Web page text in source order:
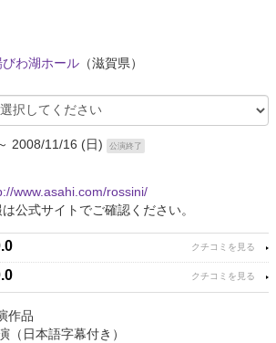
わ湖ホール （滋賀県）
2008/11/16 (日) 公演終了
www.asahi.com/rossini/
公式サイトでご確認ください。
作品
日本語字幕付き）